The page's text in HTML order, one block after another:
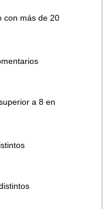
con más de 20
a 8 en